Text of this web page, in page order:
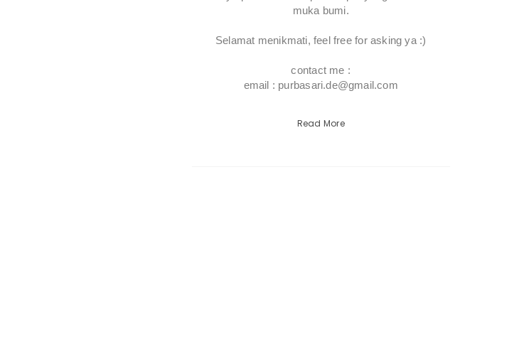
muka bumi.
Selamat menikmati, feel free for asking ya :)
contact me :
email : purbasari.de@gmail.com
Read More